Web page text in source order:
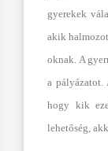
gyerekek
akik
oknak. A
a
hogy kik
lehetőség,